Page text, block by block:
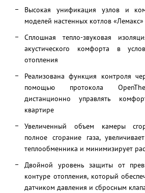
Высокая унификация узлов и
моделей настенных котлов «Лемакс»
Сплошная тепло-звуковая
акустического комфорта в
отопления
Реализована функция контроля
помощью протокола
дистанционно управлять
квартире
Увеличенный объем камеры
полное сгорание газа,
теплообменника и минимизирует
Двойной уровень защиты от
контуре отопления, который
датчиком давления и сбросным